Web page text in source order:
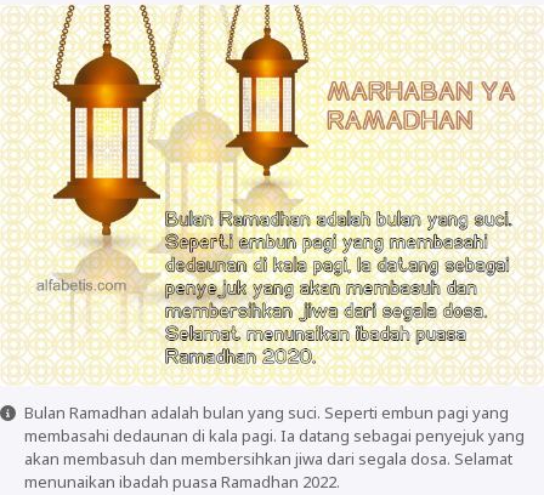
Bulan Ramadhan adalah bulan yang suci. Seperti embun pagi yang
membasahi dedaunan di kala pagi. Ia datang sebagai penyejuk yang
akan membasuh dan membersihkan jiwa dari segala dosa. Selamat
menunaikan ibadah puasa Ramadhan 2022.